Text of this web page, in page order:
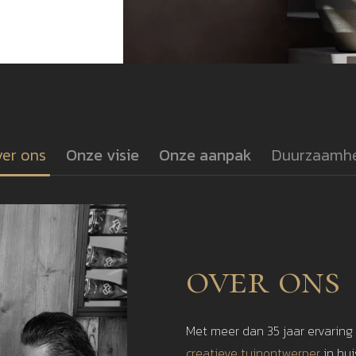
ons Onze visie Onze aanpak
over ons
Met meer dan 35 jaar